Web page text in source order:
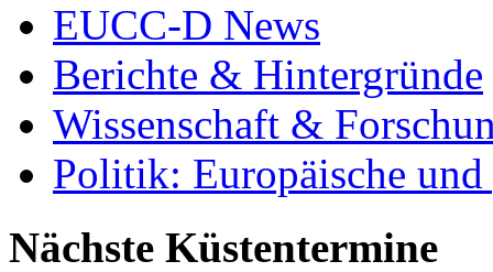
EUCC-D News
Berichte & Hintergründe
Wissenschaft &
Politik: Europäische
Nächste Küstentermine